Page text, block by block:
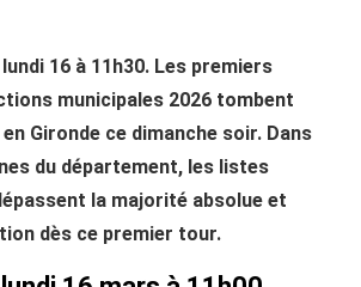
16 à 11h30. Les premiers
municipales 2026 tombent
Gironde ce dimanche soir. Dans
du département, les listes
la majorité absolue et
dès ce premier tour.